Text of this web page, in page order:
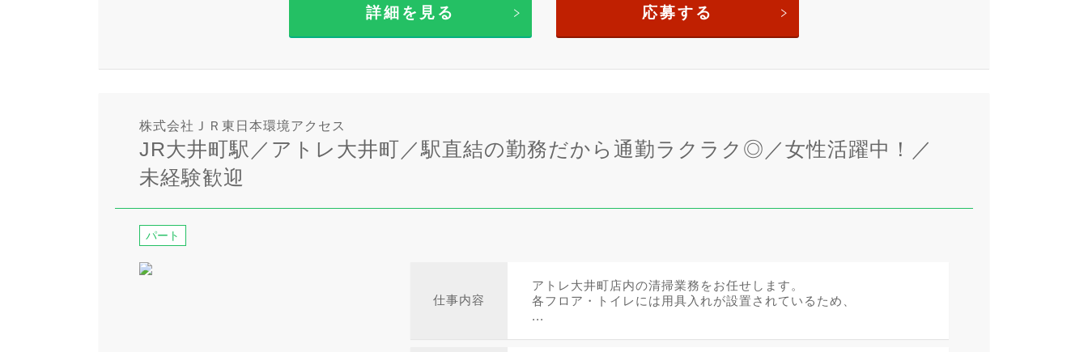
詳細を見る 応募する
株式会社ＪＲ東日本環境アクセス
JR大井町駅／アトレ大井町／駅直結の勤務だから通勤ラクラク◎／女性活躍中！／
未経験歓迎
パート
仕事内容
アトレ大井町店内の清掃業務をお任せします。
各フロア・トイレには用具入れが設置されているため、
...